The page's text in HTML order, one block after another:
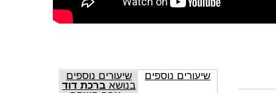
שיעורים נוספים
שיעורים נוספים
בנושא ברכת דוד